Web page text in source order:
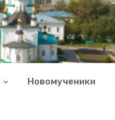
Новомученики